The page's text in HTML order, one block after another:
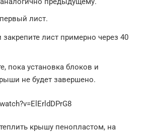
лист.
лист примерно через 40
пока установка блоков и
не будет завершено.
крышу пенопластом, на